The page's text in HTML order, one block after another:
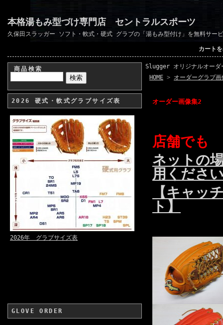
本格湯もみ型づけ専門店 セントラルスポーツ
久保田スラッガー ソフト・軟式・硬式 グラブの「湯もみ型付け」を無料サー
カート
商品検索
2026 硬式・軟式グラブサイズ表
2026年 グラブサイズ表
GLOVE ORDER
Slugger オリジナルオーダ
HOME > オーダーグラブ画
オーダー画像集2
店舗でも
ネットの
用くださ
【キャッ
ト】